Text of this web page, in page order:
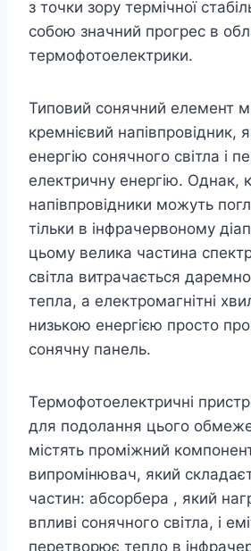
з точки зору термічної
собою значний прогрес в
термофотоелектрики.
Типовий сонячний елемент
кремнієвий напівпровідник,
енергію сонячного світла і
електричну енергію. Однак,
напівпровідники можуть
тільки в інфрачервоному
цьому велика частина
світла витрачається
тепла, а електромагнітні
низькою енергією просто
сонячну панель.
Термофотоелектричні
для подолання цього
містять проміжний
випромінювач, який
частин: абсорбера , який
впливі сонячного світла, і
перетворює тепло в